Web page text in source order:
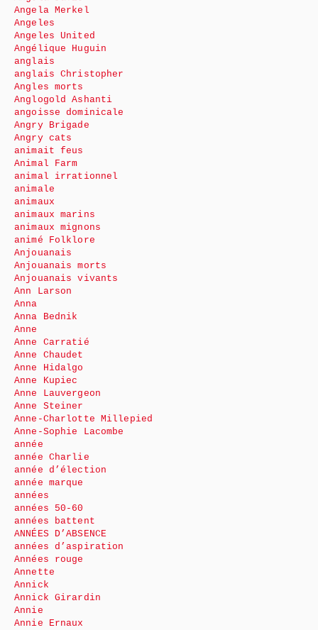
Angela Merkel
Angeles
Angeles United
Angélique Huguin
anglais
anglais Christopher
Angles morts
Anglogold Ashanti
angoisse dominicale
Angry Brigade
Angry cats
animait feus
Animal Farm
animal irrationnel
animale
animaux
animaux marins
animaux mignons
animé Folklore
Anjouanais
Anjouanais morts
Anjouanais vivants
Ann Larson
Anna
Anna Bednik
Anne
Anne Carratié
Anne Chaudet
Anne Hidalgo
Anne Kupiec
Anne Lauvergeon
Anne Steiner
Anne-Charlotte Millepied
Anne-Sophie Lacombe
année
année Charlie
année d’élection
année marque
années
années 50-60
années battent
ANNÉES D’ABSENCE
années d’aspiration
Années rouge
Annette
Annick
Annick Girardin
Annie
Annie Ernaux